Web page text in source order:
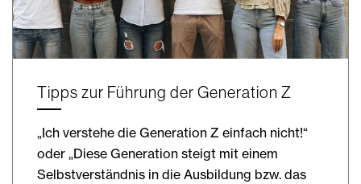
Tipps zur Führung der Generation Z
„Ich verstehe die Generation Z einfach nicht!“
oder „Diese Generation steigt mit einem
Selbstverständnis in die Ausbildung bzw. das